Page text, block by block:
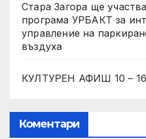
Стара Загора ще
програма УРБАКТ за
управление на
въздуха
КУЛТУРЕН АФИШ 10 – 16
Коментари